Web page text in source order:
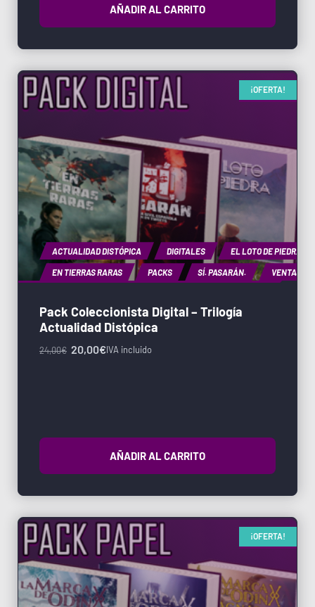
AÑADIR AL CARRITO
¡OFERTA!
ACTUALIDAD DISTÓPICA DIGITALES EL LOTO DE PIEDRA
EN TIERRAS RARAS PACKS SÍ. PASARÁN. VENTAS
Pack Coleccionista Digital – Trilogía
Actualidad Distópica
24,00€ 20,00€IVA incluido
AÑADIR AL CARRITO
¡OFERTA!